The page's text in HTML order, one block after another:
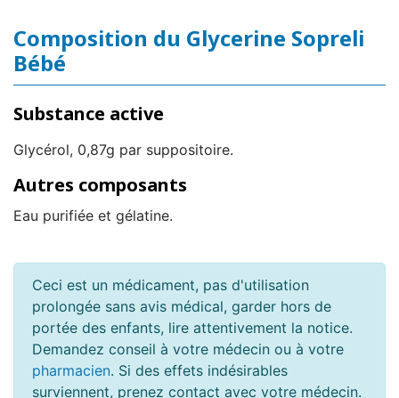
Composition du Glycerine Sopreli
Bébé
Substance active
Glycérol, 0,87g par suppositoire.
Autres composants
Eau purifiée et gélatine.
Ceci est un médicament, pas d'utilisation
prolongée sans avis médical, garder hors de
portée des enfants, lire attentivement la notice.
Demandez conseil à votre médecin ou à votre
pharmacien. Si des effets indésirables
surviennent, prenez contact avec votre médecin.